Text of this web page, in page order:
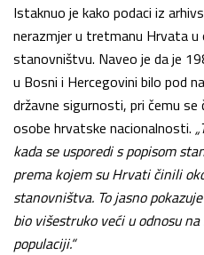
Istaknuo je kako podaci iz
nerazmjer u tretmanu Hrvata u
stanovništvu. Naveo je da je
u Bosni i Hercegovini bilo pod
državne sigurnosti, pri čemu
osobe hrvatske nacionalnosti.
kada se usporedi s popisom
prema kojem su Hrvati činili
stanovništva. To jasno
bio višestruko veći u odnosu
populaciji.“